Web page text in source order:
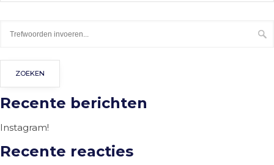
Recente berichten
Instagram!
Recente reacties